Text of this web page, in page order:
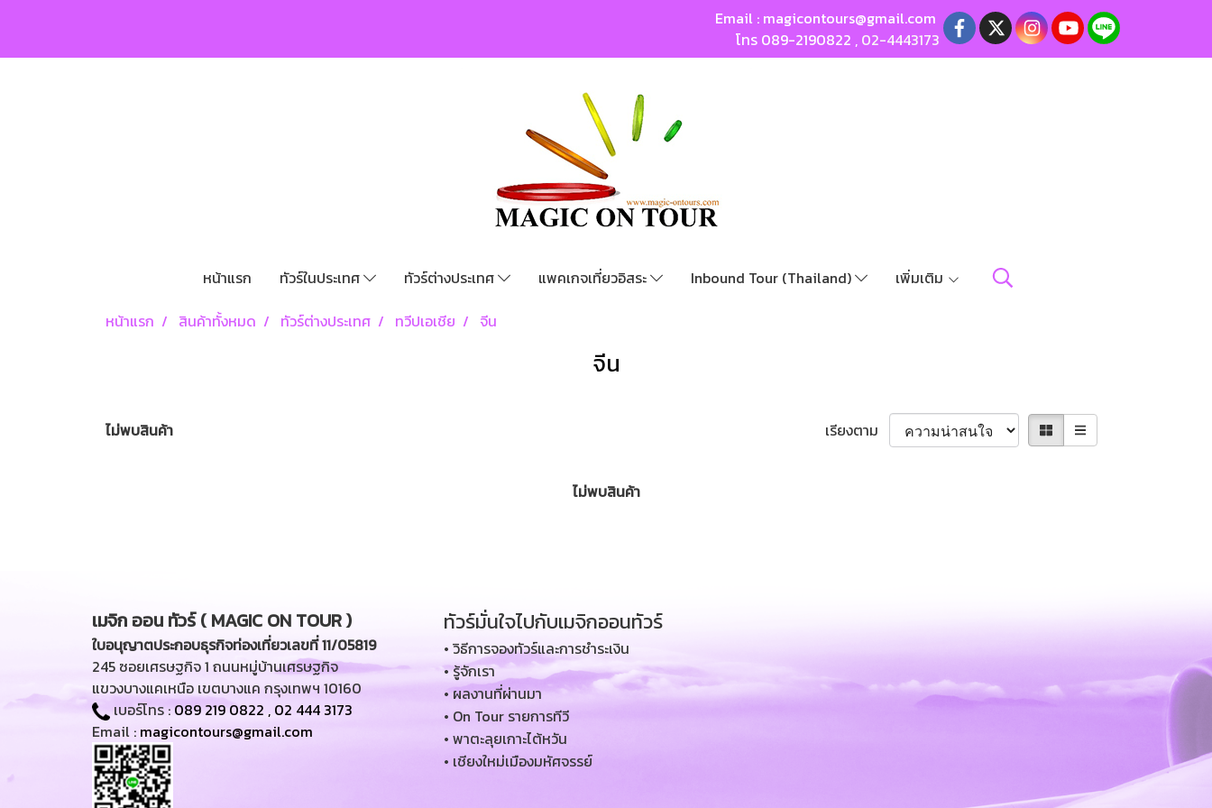
Email : magicontours@gmail.com
โทร 089-2190822 , 02-4443173
หน้าแรก ทัวร์ในประเทศ ทัวร์ต่างประเทศ แพคเกจเที่ยวอิสระ Inbound Tour (Thailand)
เพิ่มเติม
หน้าแรก
สินค้าทั้งหมด ทัวร์ต่างประเทศ ทวีปเอเชีย จีน
จีน
ไม่พบสินค้า เรียงตาม
ไม่พบสินค้า
เมจิก ออน ทัวร์ ( MAGIC ON TOUR )
ใบอนุญาตประกอบธุรกิจท่องเที่ยวเลขที่ 11/05819
245 ซอยเศรษฐกิจ 1 ถนนหมู่บ้านเศรษฐกิจ
แขวงบางแคเหนือ เขตบางแค กรุงเทพฯ 10160
เบอร์โทร :089 219 0822 , 02 444 3173
Email : magicontours@gmail.com
ทัวร์มั่นใจไปกับเมจิกออนทัวร์
• วิธีการจองทัวร์และการชำระเงิน
• รู้จักเรา
• ผลงานที่ผ่านมา
• On Tour รายการทีวี
• พาตะลุยเกาะไต้หวัน
• เชียงใหม่เมืองมหัศจรรย์